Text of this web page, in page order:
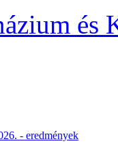
és
- eredmények